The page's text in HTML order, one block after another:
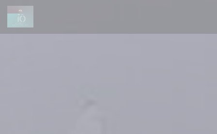
Πίνακας διαχείρισης "Μπισκότων" (Cookies)